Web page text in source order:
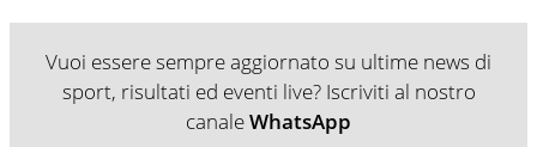
Vuoi essere sempre aggiornato su ultime news di
sport, risultati ed eventi live? Iscriviti al nostro
canaleWhatsApp